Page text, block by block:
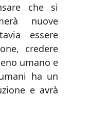
che si
nuove
essere
credere
umano e
ha un
e avrà